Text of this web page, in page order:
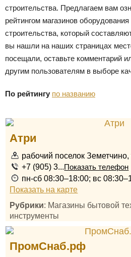
строительства. Предлагаем вам
рейтингом магазинов
строительства, который
вы нашли на наших страницах
посещали, оставьте комментарий
другим пользователям в выборе
По рейтингу по названию
Атри
рабочий поселок
+7 (905) 3...Показать телефон
пн-сб 08:30–18:00; вс
Показать на карте
Рубрики: Магазины бытовой
инструменты
ПромСнаб.рф